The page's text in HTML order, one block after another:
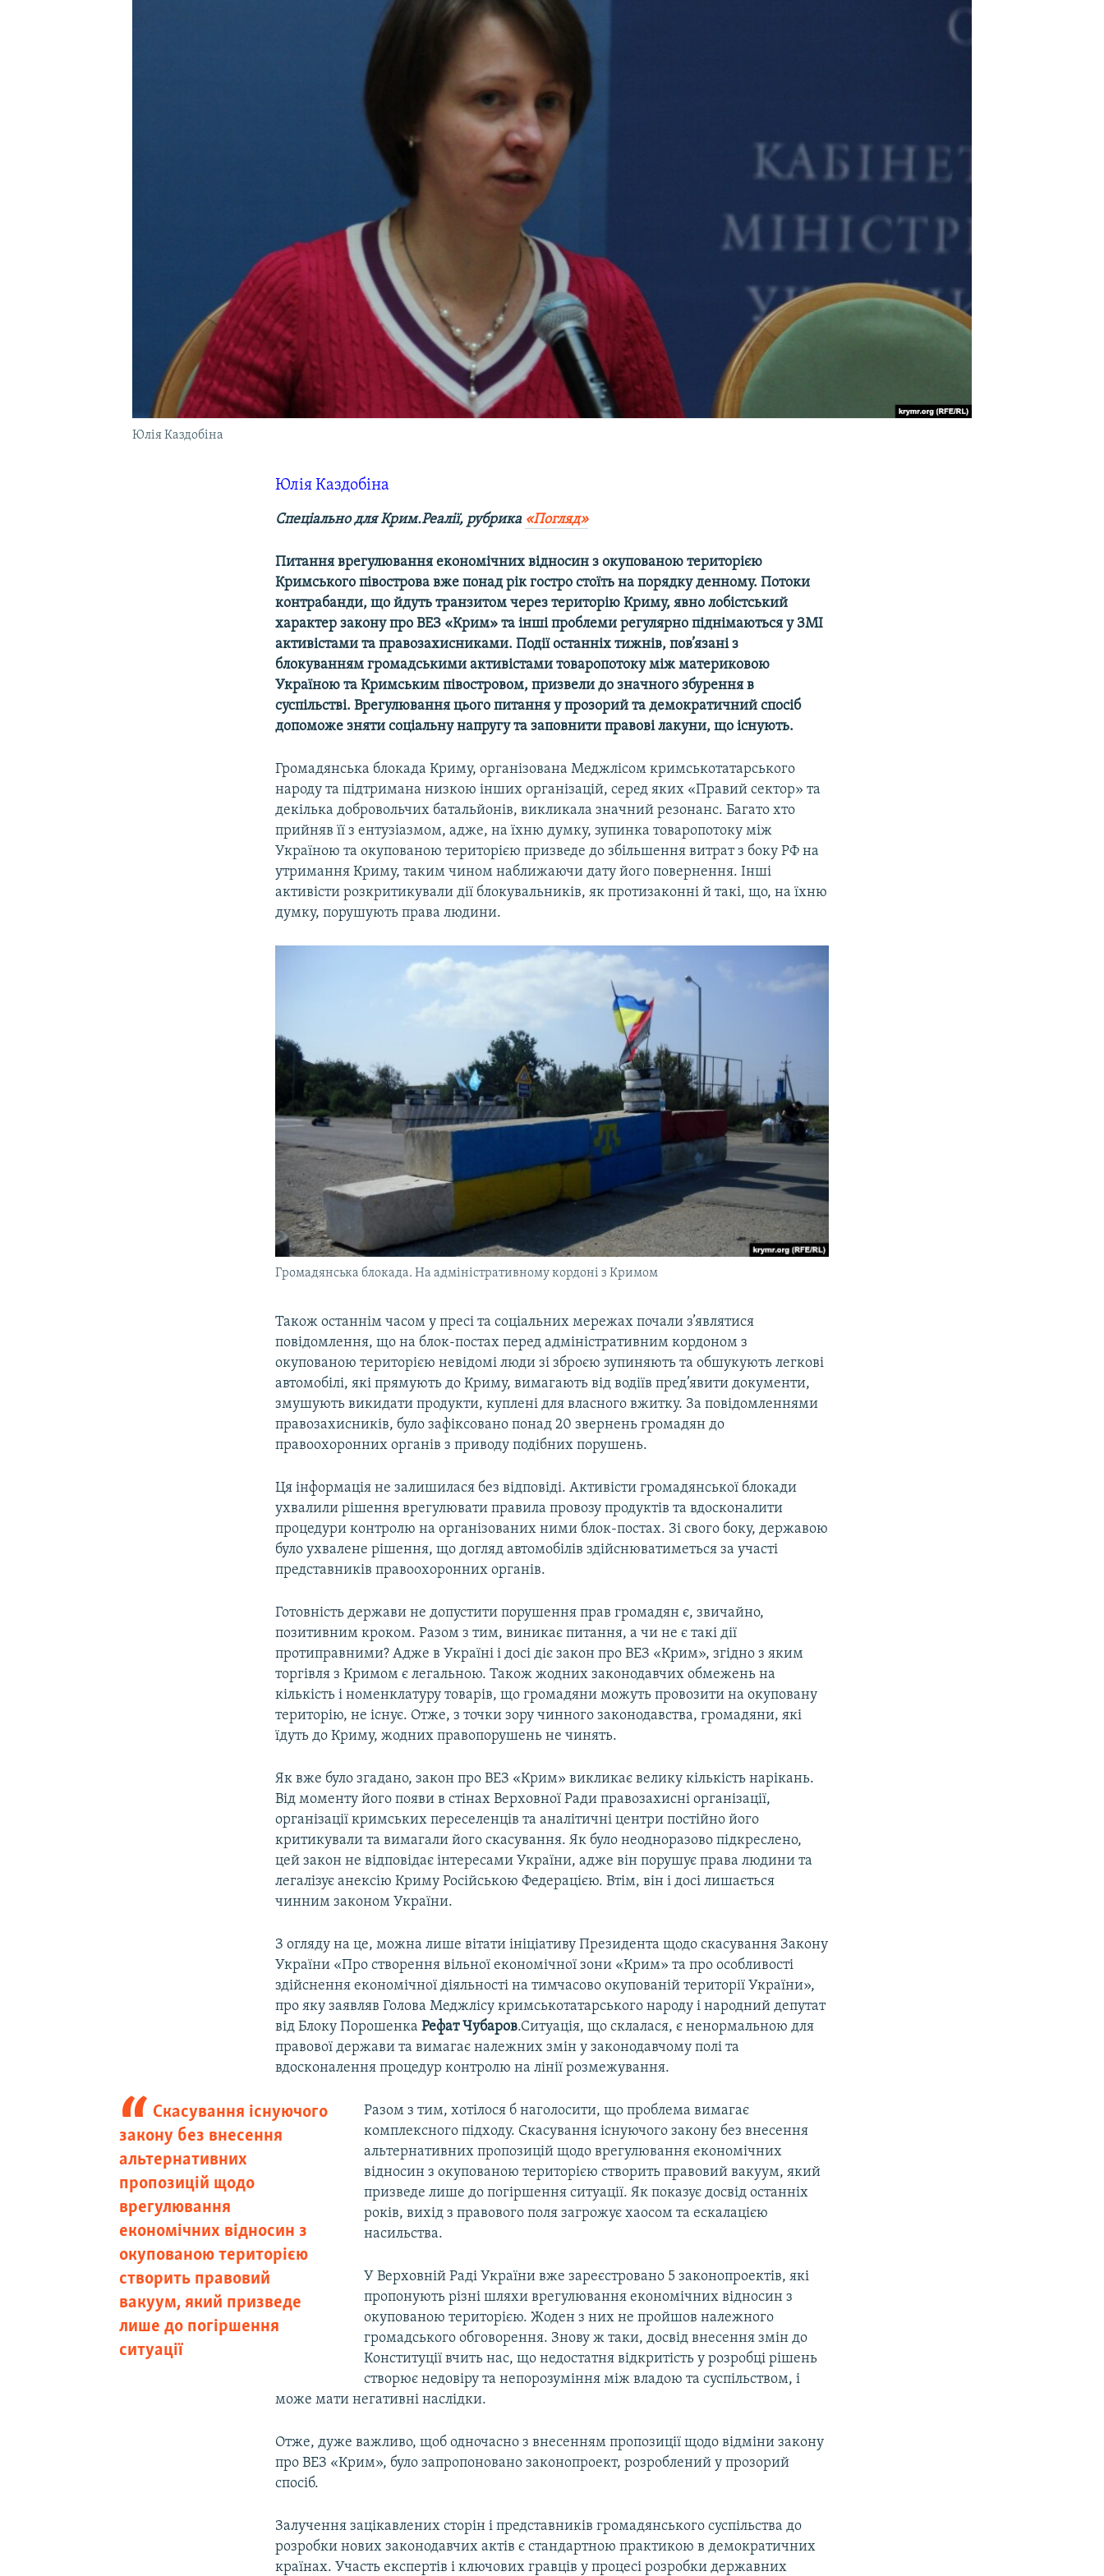
Юлія Каздобіна
Юлія Каздобіна
Спеціально для Крим.Реалії, рубрика «Погляд»
Питання врегулювання економічних відносин з окупованою територією
Кримського півострова вже понад рік гостро стоїть на порядку денному. Потоки
контрабанди, що йдуть транзитом через територію Криму, явно лобістський
характер закону про ВЕЗ «Крим» та інші проблеми регулярно піднімаються у ЗМІ
активістами та правозахисниками. Події останніх тижнів, пов’язані з
блокуванням громадськими активістами товаропотоку між материковою
Україною та Кримським півостровом, призвели до значного збурення в
суспільстві. Врегулювання цього питання у прозорий та демократичний спосіб
допоможе зняти соціальну напругу та заповнити правові лакуни, що існують.
Громадянська блокада Криму, організована Меджлісом кримськотатарського
народу та підтримана низкою інших організацій, серед яких «Правий сектор» та
декілька добровольчих батальйонів, викликала значний резонанс. Багато хто
прийняв її з ентузіазмом, адже, на їхню думку, зупинка товаропотоку між
Україною та окупованою територією призведе до збільшення витрат з боку РФ на
утримання Криму, таким чином наближаючи дату його повернення. Інші
активісти розкритикували дії блокувальників, як протизаконні й такі, що, на їхню
думку, порушують права людини.
Громадянська блокада. На адміністративному кордоні з Кримом
Також останнім часом у пресі та соціальних мережах почали з’являтися
повідомлення, що на блок-постах перед адміністративним кордоном з
окупованою територією невідомі люди зі зброєю зупиняють та обшукують легкові
автомобілі, які прямують до Криму, вимагають від водіїв пред’явити документи,
змушують викидати продукти, куплені для власного вжитку. За повідомленнями
правозахисників, було зафіксовано понад 20 звернень громадян до
правоохоронних органів з приводу подібних порушень.
Ця інформація не залишилася без відповіді. Активісти громадянської блокади
ухвалили рішення врегулювати правила провозу продуктів та вдосконалити
процедури контролю на організованих ними блок-постах. Зі свого боку, державою
було ухвалене рішення, що догляд автомобілів здійснюватиметься за участі
представників правоохоронних органів.
Готовність держави не допустити порушення прав громадян є, звичайно,
позитивним кроком. Разом з тим, виникає питання, а чи не є такі дії
протиправними? Адже в Україні і досі діє закон про ВЕЗ «Крим», згідно з яким
торгівля з Кримом є легальною. Також жодних законодавчих обмежень на
кількість і номенклатуру товарів, що громадяни можуть провозити на окуповану
територію, не існує. Отже, з точки зору чинного законодавства, громадяни, які
їдуть до Криму, жодних правопорушень не чинять.
Як вже було згадано, закон про ВЕЗ «Крим» викликає велику кількість нарікань.
Від моменту його появи в стінах Верховної Ради правозахисні організації,
організації кримських переселенців та аналітичні центри постійно його
критикували та вимагали його скасування. Як було неодноразово підкреслено,
цей закон не відповідає інтересами України, адже він порушує права людини та
легалізує анексію Криму Російською Федерацією. Втім, він і досі лишається
чинним законом України.
З огляду на це, можна лише вітати ініціативу Президента щодо скасування Закону
України «Про створення вільної економічної зони «Крим» та про особливості
здійснення економічної діяльності на тимчасово окупованій території України»,
про яку заявляв Голова Меджлісу кримськотатарського народу і народний депутат
від Блоку ПорошенкаРефат Чубаров.Ситуація, що склалася, є ненормальною для
правової держави та вимагає належних змін у законодавчому полі та
вдосконалення процедур контролю на лінії розмежування.
Скасування існуючого
закону без внесення
альтернативних
пропозицій щодо
врегулювання
економічних відносин з
окупованою територією
створить правовий
вакуум, який призведе
лише до погіршення
ситуації
Разом з тим, хотілося б наголосити, що проблема вимагає
комплексного підходу. Скасування існуючого закону без внесення
альтернативних пропозицій щодо врегулювання економічних
відносин з окупованою територією створить правовий вакуум, який
призведе лише до погіршення ситуації. Як показує досвід останніх
років, вихід з правового поля загрожує хаосом та ескалацією
насильства.
У Верховній Раді України вже зареєстровано 5 законопроектів, які
пропонують різні шляхи врегулювання економічних відносин з
окупованою територією. Жоден з них не пройшов належного
громадського обговорення. Знову ж таки, досвід внесення змін до
Конституції вчить нас, що недостатня відкритість у розробці рішень
створює недовіру та непорозуміння між владою та суспільством, і
може мати негативні наслідки.
Отже, дуже важливо, щоб одночасно з внесенням пропозиції щодо відміни закону
про ВЕЗ «Крим», було запропоновано законопроект, розроблений у прозорий
спосіб.
Залучення зацікавлених сторін і представників громадянського суспільства до
розробки нових законодавчих актів є стандартною практикою в демократичних
країнах. Участь експертів і ключових гравців у процесі розробки державних